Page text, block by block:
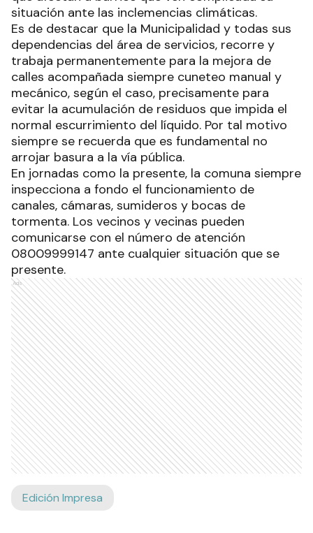
situación ante las inclemencias climáticas.
Es de destacar que la Municipalidad y todas sus
dependencias del área de servicios, recorre y
trabaja permanentemente para la mejora de
calles acompañada siempre cuneteo manual y
mecánico, según el caso, precisamente para
evitar la acumulación de residuos que impida el
normal escurrimiento del líquido. Por tal motivo
siempre se recuerda que es fundamental no
arrojar basura a la vía pública.
En jornadas como la presente, la comuna siempre
inspecciona a fondo el funcionamiento de
canales, cámaras, sumideros y bocas de
tormenta. Los vecinos y vecinas pueden
comunicarse con el número de atención
08009999147 ante cualquier situación que se
presente.
Ads
Edición Impresa